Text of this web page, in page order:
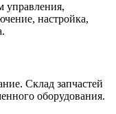
управления,
настройка,
Склад запчастей
оборудования.